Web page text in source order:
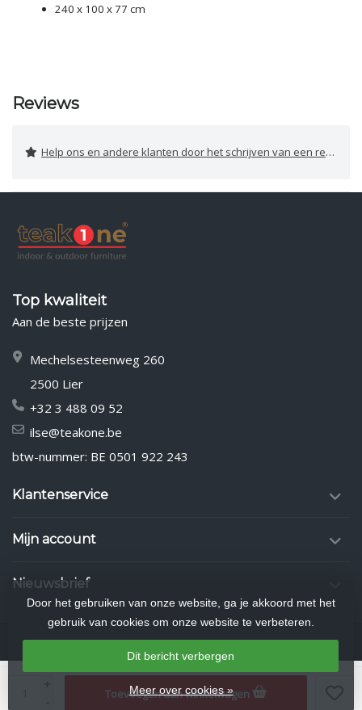
Toevoegen aan winkelwagen
240 x 100 x 77 cm
Reviews
Help ons en andere klanten door het schrijven van een review
Top kwaliteit
Aan de beste prijzen
Mechelsesteenweg 260
2500 Lier
+32 3 488 09 52
ilse@teakone.be
btw-nummer: BE 0501 922 243
Klantenservice
Mijn account
Nieuwsbrief
Door het gebruiken van onze website, ga je akkoord met het
gebruik van cookies om onze website te verbeteren.
Dit bericht verbergen
Meer over cookies »
Lightspeed